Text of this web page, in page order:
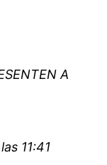
A
11:41